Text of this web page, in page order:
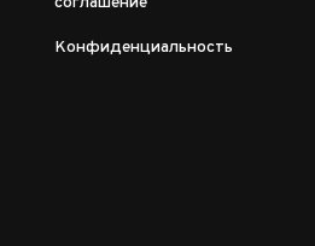
Конфиденциальность